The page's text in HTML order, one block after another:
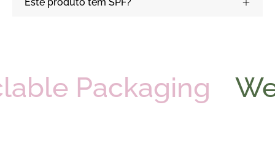
Este produto tem SPF?
Packaging